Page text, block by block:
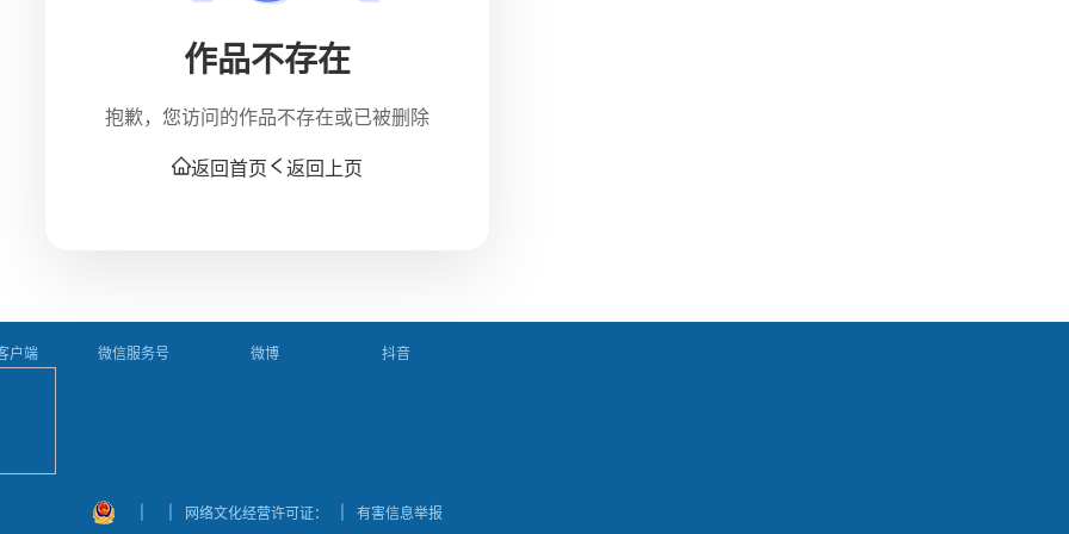
作品不存在
抱歉，您访问的作品不存在或已被删除
返回首页 返回上页
户端 微信服务号 微博 抖音
网络文化经营许可证： 有害信息举报